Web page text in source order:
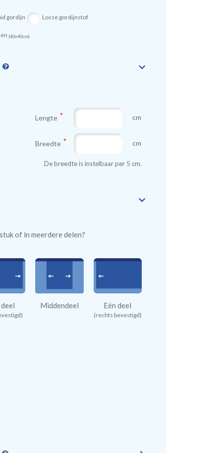
gordijn Losse gordijnstof
(40x40cm)
Lengte cm
Breedte cm
De breedte is instelbaar per 5 cm.
of in meerdere delen?
Middendeel Eén deel
(rechts bevestigd)